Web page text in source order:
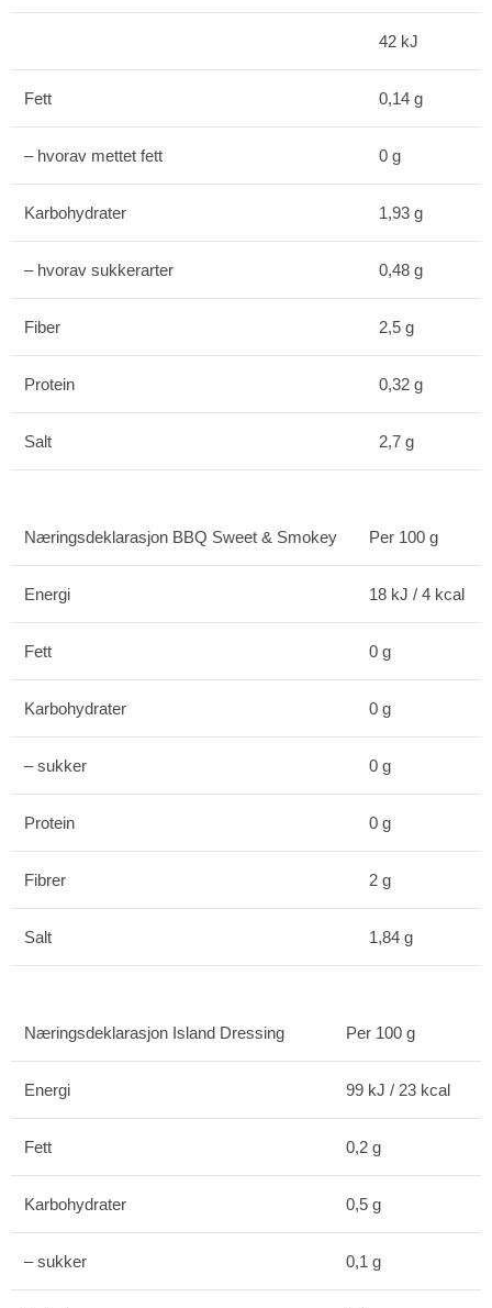
42 kJ
Fett 0,14 g
– hvorav mettet fett 0 g
Karbohydrater 1,93 g
– hvorav sukkerarter 0,48 g
Fiber 2,5 g
Protein 0,32 g
Salt 2,7 g
Næringsdeklarasjon BBQ Sweet & Smokey Per 100 g
Energi 18 kJ / 4 kcal
Fett 0 g
Karbohydrater 0 g
– sukker 0 g
Protein 0 g
Fibrer 2 g
Salt 1,84 g
Næringsdeklarasjon Island Dressing Per 100 g
Energi 99 kJ / 23 kcal
Fett 0,2 g
Karbohydrater 0,5 g
– sukker 0,1 g